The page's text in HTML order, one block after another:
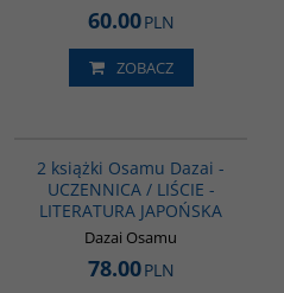
60.00PLN
ZOBACZ
2 książki Osamu Dazai -
UCZENNICA / LIŚCIE -
LITERATURA JAPOŃSKA
Dazai Osamu
78.00PLN